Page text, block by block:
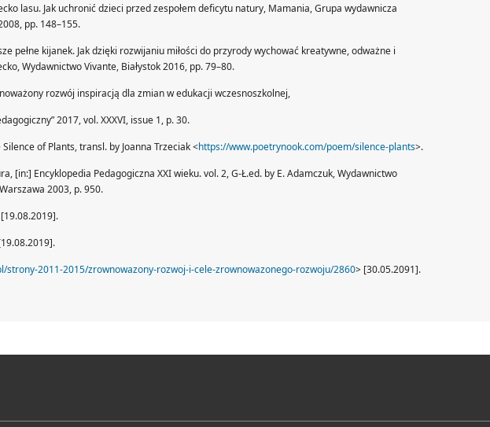
lasu. Jak uchronić dzieci przed zespołem deficytu natury, Mamania, Grupa wydawnicza
pp. 148–155.
pełne kijanek. Jak dzięki rozwijaniu miłości do przyrody wychować kreatywne, odważne i
Wydawnictwo Vivante, Białystok 2016, pp. 79–80.
rozwój inspiracją dla zmian w edukacji wczesnoszkolnej,
2017, vol. XXXVI, issue 1, p. 30.
of Plants, transl. by Joanna Trzeciak <https://www.poetrynook.com/poem/silence-plants>.
[in:] Encyklopedia Pedagogiczna XXI wieku. vol. 2, G-Ł.ed. by E. Adamczuk, Wydawnictwo
2003, p. 950.
strony-2011-2015/zrownowazony-rozwoj-i-cele-zrownowazonego-rozwoju/2860> [30.05.2091].